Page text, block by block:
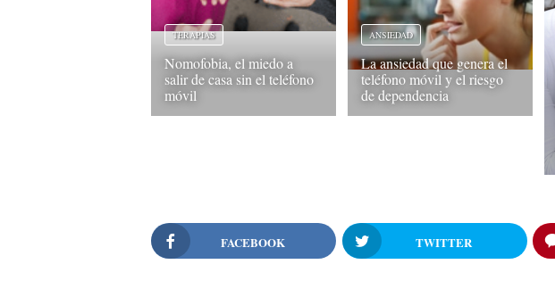
TERAPIAS
Nomofobia, el miedo a
salir de casa sin el teléfono
móvil
ANSIEDAD
La ansiedad que genera el
teléfono móvil y el riesgo
de dependencia
FACEBOOK TWITTER